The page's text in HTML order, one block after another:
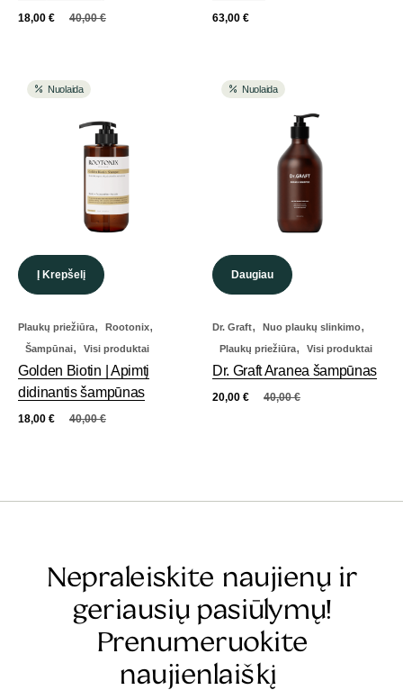
40,00€
18,00 € 63,00 €
Nuolaida
Į Krepšelį
Plaukų priežiūra, Rootonix,
Šampūnai, Visi produktai
Golden Biotin | Apimtį
didinantis šampūnas
40,00€
18,00 €
Nuolaida
Daugiau
Dr. Graft, Nuo plaukų slinkimo,
Plaukų priežiūra, Visi produktai
Dr. Graft Aranea šampūnas
40,00€
20,00 €
Nepraleiskite naujienų ir
geriausių pasiūlymų!
Prenumeruokite
naujienlaiškį